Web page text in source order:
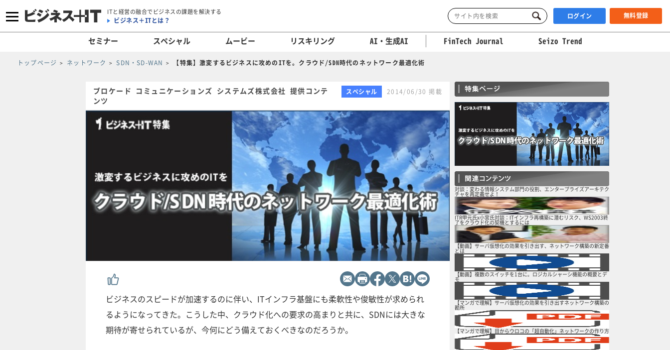
ITと経営の融合でビジネスの課題を解決する
ビジネス＋ITとは？ ログイン 無料登録
セミナー スペシャル ムービー リスキリング AI・生成AI FinTech Journal Seizo Trend
トップページ ネットワーク SDN・SD-WAN 【特集】激変するビジネスに攻めのITを。クラウド/SDN時代のネットワーク最適化術
ブロケード コミュニケーションズ システムズ株式会社 提供コンテ
ンツ
スペシャル 2014/06/30 掲載
ビジネスのスピードが加速するのに伴い、ITインフラ基盤にも柔軟性や俊敏性が求められ
るようになってきた。こうした中、クラウド化への要求の高まりと共に、SDNには大きな
期待が寄せられているが、今何にどう備えておくべきなのだろうか。
対談：変わる情報システム部門の役割、エンタープライズアーキテク
チャを再定義せよ！
ITR甲元氏x小宮氏対談：ITインフラ再構築に潜むリスク、WS2003終
了をクラウド化の契機とするには
【動画】サーバ仮想化の効果を引き出す、ネットワーク構築の新定番
とは
【動画】複数のスイッチを1台に。ロジカルシャーシ機能の概要とデ
モ
【マンガで理解】サーバ仮想化の効果を引き出すネットワーク構築の
勘所
【マンガで理解】目からウロコの「超自動化」ネットワークの作り方